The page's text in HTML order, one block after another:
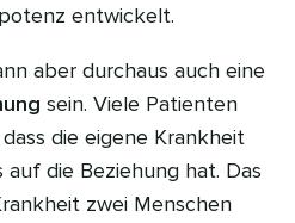
entwickelt.
aber durchaus auch eine
sein. Viele Patienten
die eigene Krankheit
auf die Beziehung hat. Das
zwei Menschen